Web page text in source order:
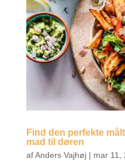
Find den perfekte
mad til døren
afAnders Vajhøj| mar 11,